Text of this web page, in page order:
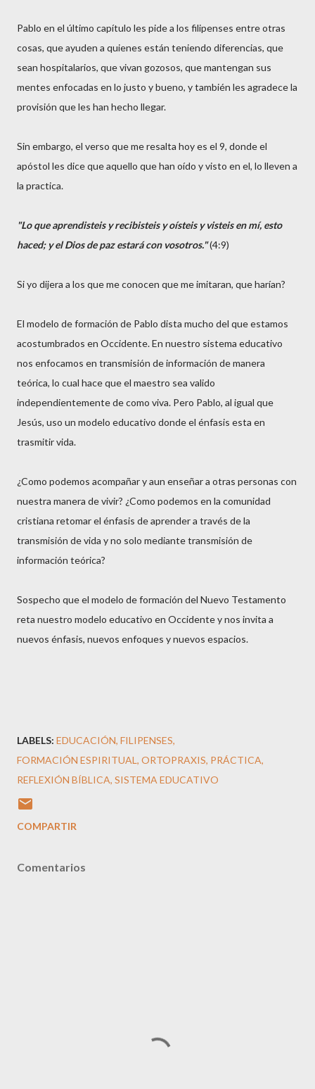
Pablo en el último capítulo les pide a los filipenses entre otras
cosas, que ayuden a quienes están teniendo diferencias, que
sean hospitalarios, que vivan gozosos, que mantengan sus
mentes enfocadas en lo justo y bueno, y también les agradece la
provisión que les han hecho llegar.
Sin embargo, el verso que me resalta hoy es el 9, donde el
apóstol les dice que aquello que han oído y visto en el, lo lleven a
la practica.
"Lo que aprendisteis y recibisteis y oísteis y visteis en mí, esto
haced; y el Dios de paz estará con vosotros."(4:9)
Si yo dijera a los que me conocen que me imitaran, que harían?
El modelo de formación de Pablo dista mucho del que estamos
acostumbrados en Occidente. En nuestro sistema educativo
nos enfocamos en transmisión de información de manera
teórica, lo cual hace que el maestro sea valido
independientemente de como viva. Pero Pablo, al igual que
Jesús, uso un modelo educativo donde el énfasis esta en
trasmitir vida.
¿Como podemos acompañar y aun enseñar a otras personas con
nuestra manera de vivir? ¿Como podemos en la comunidad
cristiana retomar el énfasis de aprender a través de la
transmisión de vida y no solo mediante transmisión de
información teórica?
Sospecho que el modelo de formación del Nuevo Testamento
reta nuestro modelo educativo en Occidente y nos invita a
nuevos énfasis, nuevos enfoques y nuevos espacios.
LABELS: EDUCACIÓN FILIPENSES
FORMACIÓN ESPIRITUAL ORTOPRAXIS PRÁCTICA
REFLEXIÓN BÍBLICA SISTEMA EDUCATIVO
COMPARTIR
Comentarios